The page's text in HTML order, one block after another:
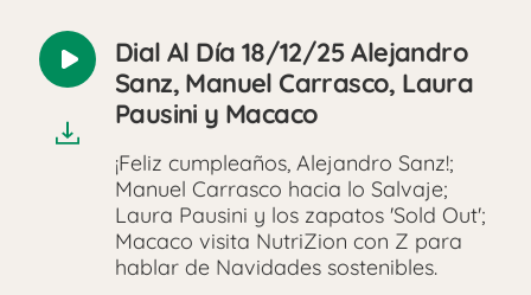
Reproducir
audio
Dial Al Día 18/12/25 Alejandro
Sanz, Manuel Carrasco, Laura
Pausini y Macaco
¡Feliz cumpleaños, Alejandro Sanz!;
Manuel Carrasco hacia lo Salvaje;
Laura Pausini y los zapatos 'Sold Out';
Macaco visita NutriZion con Z para
hablar de Navidades sostenibles.